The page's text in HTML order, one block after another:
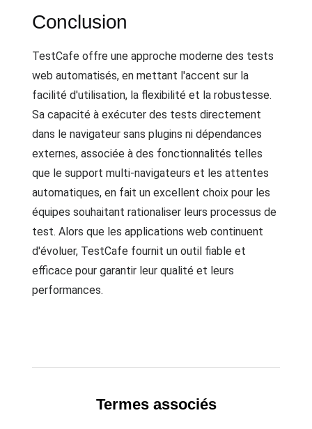
Conclusion
TestCafe offre une approche moderne des tests
web automatisés, en mettant l'accent sur la
facilité d'utilisation, la flexibilité et la robustesse.
Sa capacité à exécuter des tests directement
dans le navigateur sans plugins ni dépendances
externes, associée à des fonctionnalités telles
que le support multi-navigateurs et les attentes
automatiques, en fait un excellent choix pour les
équipes souhaitant rationaliser leurs processus de
test. Alors que les applications web continuent
d'évoluer, TestCafe fournit un outil fiable et
efficace pour garantir leur qualité et leurs
performances.
Termes associés